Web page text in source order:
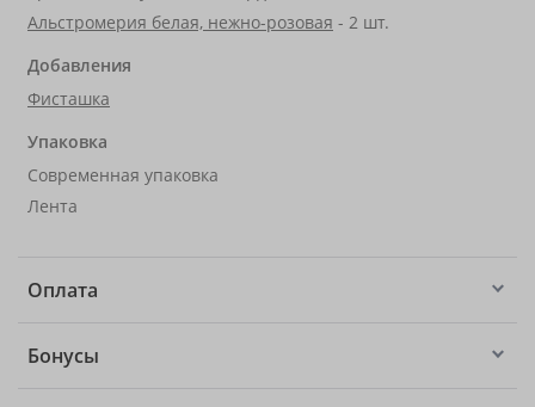
Альстромерия белая, нежно-розовая - 2 шт.
Добавления
Фисташка
Упаковка
Современная упаковка
Лента
Оплата
Бонусы